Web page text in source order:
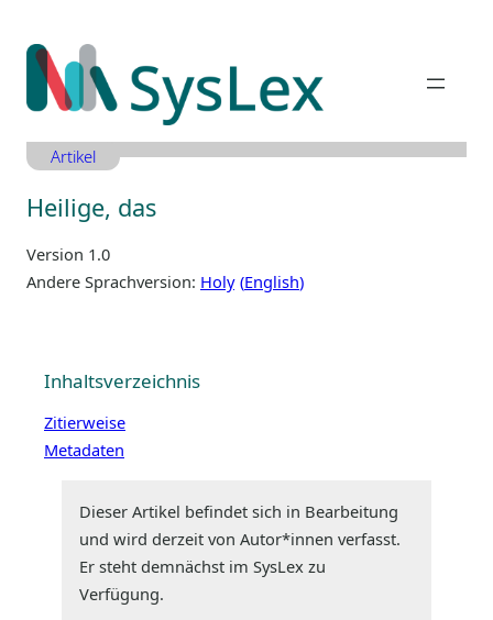
Inhalt
springen
Artikel
Heilige, das
Version 1.0
Andere Sprachversion: Holy English
Inhaltsverzeichnis
Zitierweise
Metadaten
Dieser Artikel befindet sich in Bearbeitung
und wird derzeit von Autor*innen verfasst.
Er steht demnächst im SysLex zu
Verfügung.